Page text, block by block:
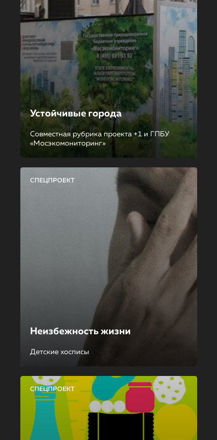
Устойчивые города
Совместная рубрика проекта +1 и ГПБУ
«Мосэкомониторинг»
СПЕЦПРОЕКТ
Неизбежность жизни
Детские хосписы
СПЕЦПРОЕКТ